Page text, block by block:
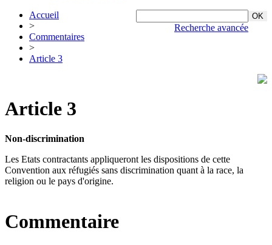
Recherche avancée
Accueil
>
Commentaires
>
Article 3
Article 3
Non-discrimination
Les Etats contractants appliqueront les dispositions de cette
Convention aux réfugiés sans discrimination quant à la race, la
religion ou le pays d'origine.
Commentaire